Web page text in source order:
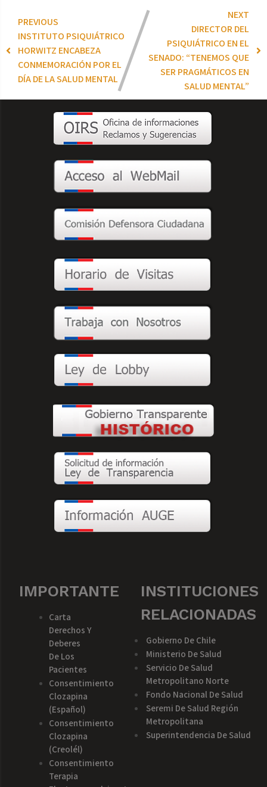
PREVIOUS
INSTITUTO PSIQUIÁTRICO
HORWITZ ENCABEZA
CONMEMORACIÓN POR EL
DÍA DE LA SALUD MENTAL
NEXT
DIRECTOR DEL
PSIQUIÁTRICO EN EL
SENADO: “TENEMOS QUE
SER PRAGMÁTICOS EN
SALUD MENTAL”
IMPORTANTE
Carta
Derechos Y
Deberes
De Los
Pacientes
Consentimiento
Clozapina
(español)
Consentimiento
Clozapina
(creolél)
Consentimiento
Terapia
INSTITUCIONES
RELACIONADAS
Gobierno De Chile
Ministerio De Salud
Servicio De Salud
Metropolitano Norte
Fondo Nacional De Salud
Seremi De Salud Región
Metropolitana
Superintendencia De Salud